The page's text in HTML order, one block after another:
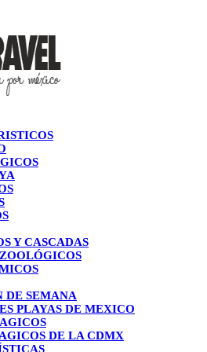
Y CASCADAS
DE SEMANA
PLAYAS DE MEXICO
DE LA CDMX